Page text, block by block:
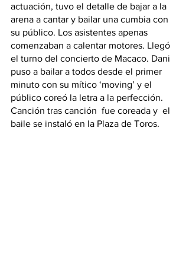
actuación, tuvo el detalle de bajar a la
arena a cantar y bailar una cumbia con
su público. Los asistentes apenas
comenzaban a calentar motores. Llegó
el turno del concierto de Macaco. Dani
puso a bailar a todos desde el primer
minuto con su mítico ‘moving’ y el
público coreó la letra a la perfección.
Canción tras canción  fue coreada y  el
baile se instaló en la Plaza de Toros.